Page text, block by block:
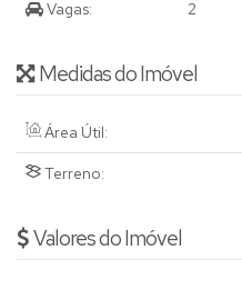
Vagas: 2
Medidas do Imóvel
Área Útil:
Terreno:
Valores do Imóvel